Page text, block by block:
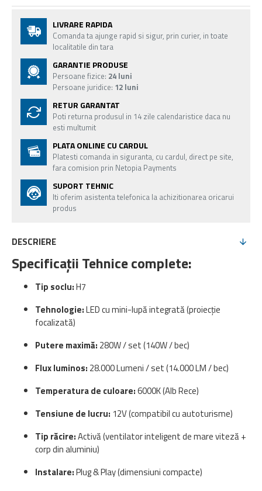
LIVRARE RAPIDA
Comanda ta ajunge rapid si sigur, prin curier, in toate
localitatile din tara
GARANTIE PRODUSE
Persoane fizice: 24 luni
Persoane juridice: 12 luni
RETUR GARANTAT
Poti returna produsul in 14 zile calendaristice daca nu
esti multumit
PLATA ONLINE CU CARDUL
Platesti comanda in siguranta, cu cardul, direct pe site,
fara comision prin Netopia Payments
SUPORT TEHNIC
Iti oferim asistenta telefonica la achizitionarea oricarui
produs
DESCRIERE
Specificații Tehnice complete:
Tip soclu:H7
Tehnologie:LED cu mini-lupă integrată (proiecție
focalizată)
Putere maximă: 280W / set (140W / bec)
Flux luminos: 28.000 Lumeni / set (14.000 LM / bec)
Temperatura de culoare:6000K (Alb Rece)
Tensiune de lucru: 12V (compatibil cu autoturisme)
Tip răcire:Activă (ventilator inteligent de mare viteză +
corp din aluminiu)
Instalare:Plug & Play (dimensiuni compacte)